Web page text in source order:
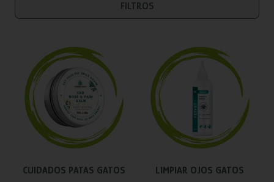
FILTROS
CUIDADOS PATAS GATOS LIMPIAR OJOS GATOS